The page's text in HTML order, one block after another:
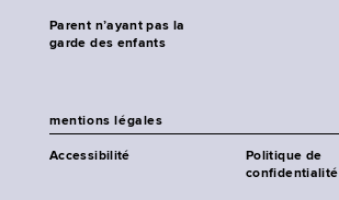
Parent n’ayant pas la
garde des enfants
mentions légales
Accessibilité
Politique de
confidentialité